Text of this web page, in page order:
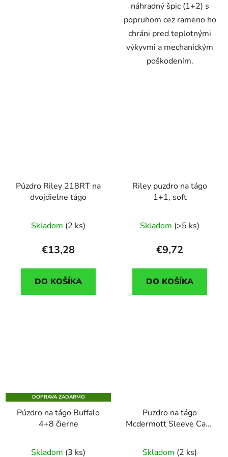
náhradný špic (1+2) s
popruhom cez rameno ho
chráni pred teplotnými
výkyvmi a mechanickým
poškodením.
Púzdro Riley 218RT na
dvojdielne tágo
Skladom (2 ks)
€13,28
DO KOŠÍKA
Riley puzdro na tágo
1+1, soft
Skladom (>5 ks)
€9,72
DO KOŠÍKA
DOPRAVA ZADARMO
Púzdro na tágo Buffalo
4+8 čierne
Skladom (3 ks)
Puzdro na tágo
Mcdermott Sleeve Case
Skladom (2 ks)